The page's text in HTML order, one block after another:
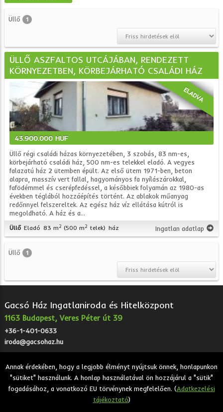
Annak érdekében, hogy a legjobb élményt nyújtsuk önnek, honlapunkon
"sütiket" használunk. A honlap használatával ön hozzájárul a "sütik"
fogadásához, a vonatkozó EU törvénynek megfelelően. (Adatkezelési
tájékoztató)
Üllő 1
ÜLLŐ ASZFALTOS UTCÁJÁBAN, RENDEZETT
KÖRNYEZETBEN, KÖRBEJÁRHATÓ CSALÁDI HÁZ
ELADVA
43.900.000 HUF
Üllő régi családi házas környezetében, 3 szobás, 83 nm-es,
körbejárható családi ház, 500 nm-es telekkel eladó. A vegyes
falazatú ház 2 ütemben épült. Az első ütem 1971-ben, beton
alapra, masszív vert fallal, hagyományos fa nyílászárokkal,
fafödémmel és cserépfedéssel, a későbbiek folyamán az 1980-as
években téglából hozzáépítés történt. Az ablakok műanyag
redőnnyel felszereltek. Az egész ház víz ellátása kútról is
megoldható. A ház és a...
Üllő Eladó 83 m2 (500 m2 telek) ház Ingatlan adatlap
Üllő 1
Gacsó Ház Ingatlaniroda és Hitelközpont
1163 Budapest, Veres Péter út 39
+36-1-401-0633
iroda@gacsohaz.hu
2026 © Gacsó Ház Ingatlaniroda és Hitelközpont - Eladó,
kiadó, bérbeadó ingatlanok.